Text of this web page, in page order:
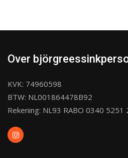
Over
KVK: 74960598
BTW: NL001864478B92
Rekening: NL93 RABO 0340 5251